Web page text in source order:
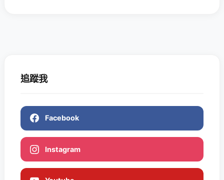
追蹤我
Facebook
Instagram